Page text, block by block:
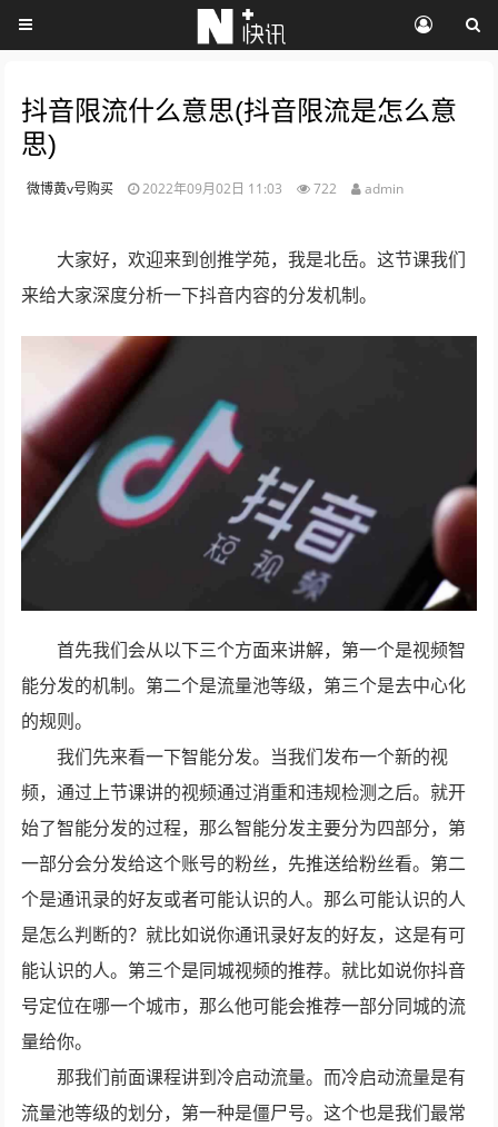
抖音限流什么意思(抖音限流是怎么意
思)
微博黄v号购买 2022年09月02日 11:03 722 admin
大家好，欢迎来到创推学苑，我是北岳。这节课我们
来给大家深度分析一下抖音内容的分发机制。
首先我们会从以下三个方面来讲解，第一个是视频智
能分发的机制。第二个是流量池等级，第三个是去中心化
的规则。
我们先来看一下智能分发。当我们发布一个新的视
频，通过上节课讲的视频通过消重和违规检测之后。就开
始了智能分发的过程，那么智能分发主要分为四部分，第
一部分会分发给这个账号的粉丝，先推送给粉丝看。第二
个是通讯录的好友或者可能认识的人。那么可能认识的人
是怎么判断的？就比如说你通讯录好友的好友，这是有可
能认识的人。第三个是同城视频的推荐。就比如说你抖音
号定位在哪一个城市，那么他可能会推荐一部分同城的流
量给你。
那我们前面课程讲到冷启动流量。而冷启动流量是有
流量池等级的划分，第一种是僵尸号。这个也是我们最常